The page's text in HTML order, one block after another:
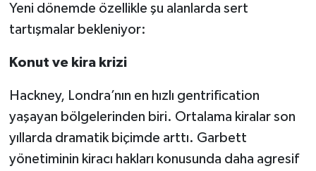
Yeni dönemde özellikle şu alanlarda sert
tartışmalar bekleniyor:
Konut ve kira krizi
Hackney, Londra’nın en hızlı gentrification
yaşayan bölgelerinden biri. Ortalama kiralar son
yıllarda dramatik biçimde arttı. Garbett
yönetiminin kiracı hakları konusunda daha agresif